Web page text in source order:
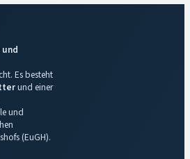
Es besteht
und einer
und
(EuGH).